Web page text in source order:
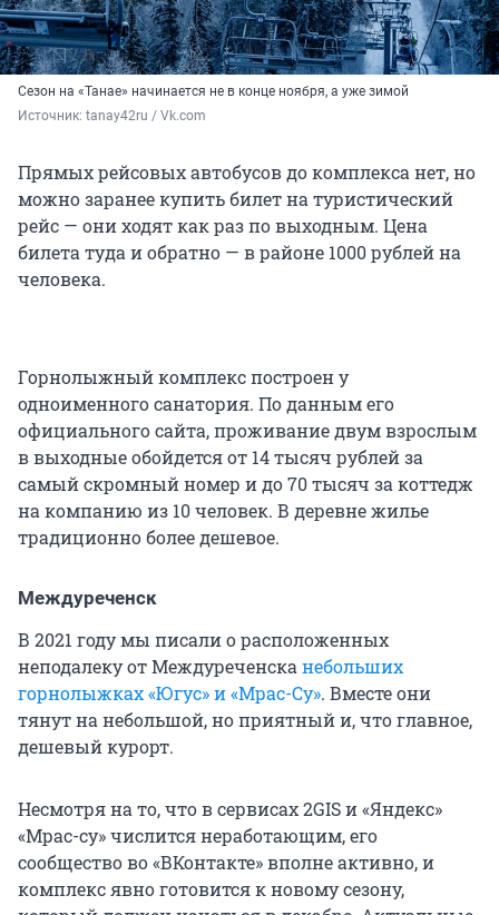
Сезон на «Танае» начинается не в конце ноября, а уже зимой
Источник: tanay42ru / Vk.com
Прямых рейсовых автобусов до комплекса нет, но
можно заранее купить билет на туристический
рейс — они ходят как раз по выходным. Цена
билета туда и обратно — в районе 1000 рублей на
человека.
Горнолыжный комплекс построен у
одноименного санатория. По данным его
официального сайта, проживание двум взрослым
в выходные обойдется от 14 тысяч рублей за
самый скромный номер и до 70 тысяч за коттедж
на компанию из 10 человек. В деревне жилье
традиционно более дешевое.
Междуреченск
В 2021 году мы писали о расположенных
неподалеку от Междуреченсканебольших
горнолыжках «Югус» и «Мрас-Су». Вместе они
тянут на небольшой, но приятный и, что главное,
дешевый курорт.
Несмотря на то, что в сервисах 2GIS и «Яндекс»
«Мрас-су» числится неработающим, его
сообщество во «ВКонтакте» вполне активно, и
комплекс явно готовится к новому сезону,